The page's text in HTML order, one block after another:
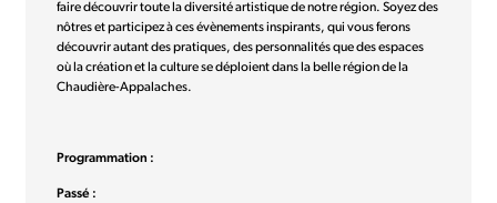
faire découvrir toute la diversité artistique de notre région. Soyez des
nôtres et participez à ces évènements inspirants, qui vous ferons
découvrir autant des pratiques, des personnalités que des espaces
où la création et la culture se déploient dans la belle région de la
Chaudière-Appalaches.
Programmation :
Passé :